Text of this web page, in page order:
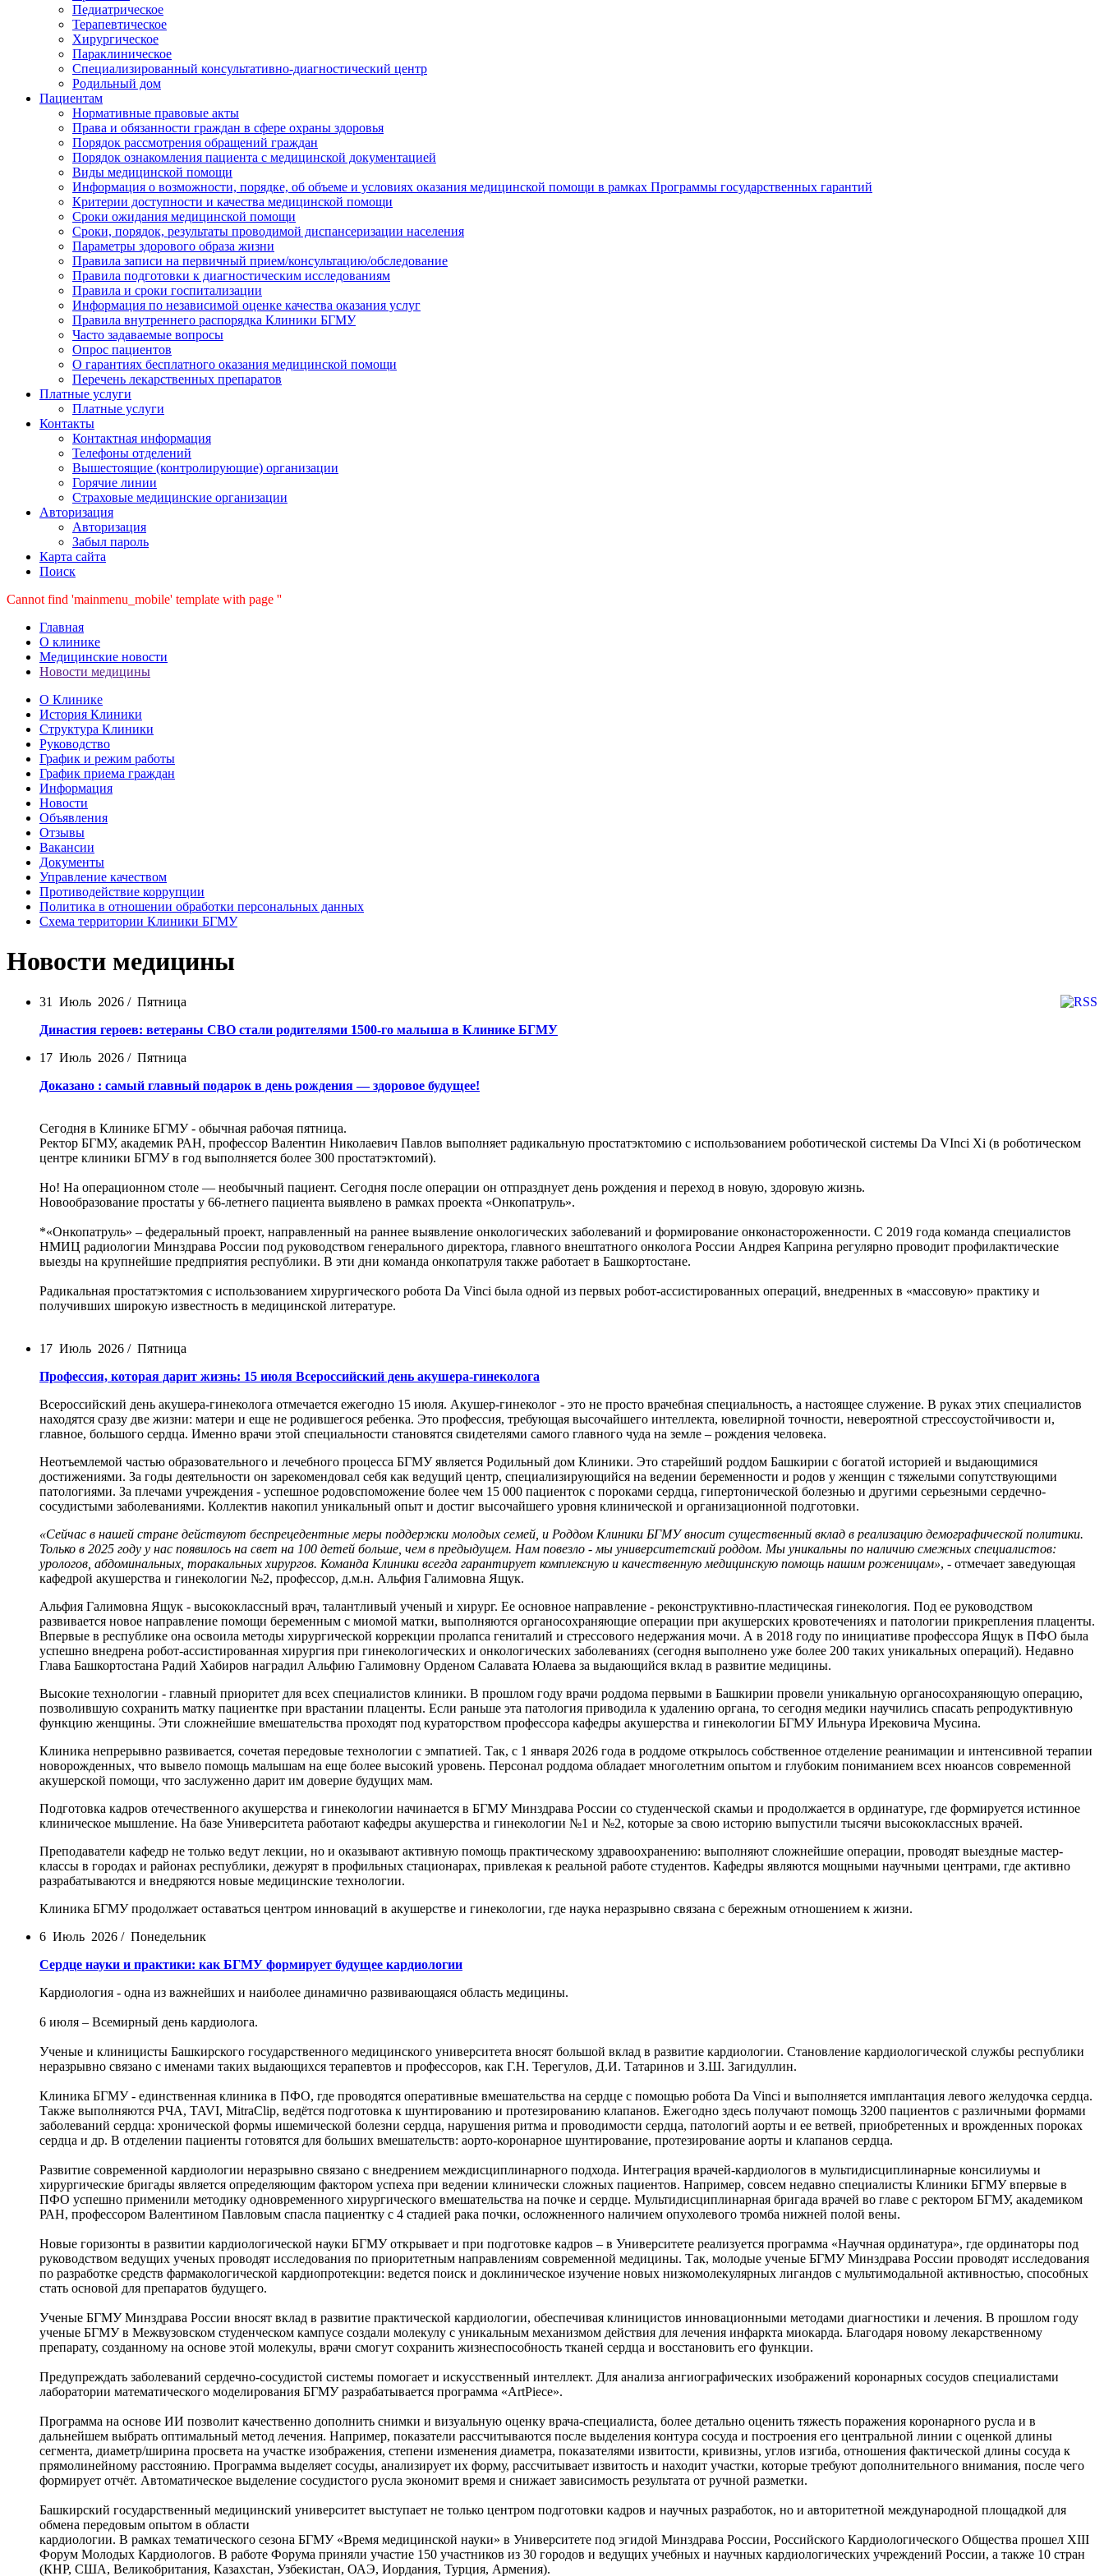
Педиатрическое
Терапевтическое
Хирургическое
Параклиническое
Специализированный консультативно-диагностический центр
Родильный дом
Пациентам
Нормативные правовые акты
Права и обязанности граждан в сфере охраны здоровья
Порядок рассмотрения обращений граждан
Порядок ознакомления пациента с медицинской документацией
Виды медицинской помощи
Информация о возможности, порядке, об объеме и условиях оказания медицинской помощи в рамках Программы государственных гарантий
Критерии доступности и качества медицинской помощи
Сроки ожидания медицинской помощи
Сроки, порядок, результаты проводимой диспансеризации населения
Параметры здорового образа жизни
Правила записи на первичный прием/консультацию/обследование
Правила подготовки к диагностическим исследованиям
Правила и сроки госпитализации
Информация по независимой оценке качества оказания услуг
Правила внутреннего распорядка Клиники БГМУ
Часто задаваемые вопросы
Опрос пациентов
О гарантиях бесплатного оказания медицинской помощи
Перечень лекарственных препаратов
Платные услуги
Платные услуги
Контакты
Контактная информация
Телефоны отделений
Вышестоящие (контролирующие) организации
Горячие линии
Страховые медицинские организации
Авторизация
Авторизация
Забыл пароль
Карта сайта
Поиск
Cannot find 'mainmenu_mobile' template with page ''
Главная
О клинике
Медицинские новости
Новости медицины
О Клинике
История Клиники
Структура Клиники
Руководство
График и режим работы
График приема граждан
Информация
Новости
Объявления
Отзывы
Вакансии
Документы
Управление качеством
Противодействие коррупции
Политика в отношении обработки персональных данных
Схема территории Клиники БГМУ
Новости медицины
31 Июль 2026 / Пятница
Династия героев: ветераны СВО стали родителями 1500-го малыша в Клинике БГМУ
17 Июль 2026 / Пятница
Доказано : самый главный подарок в день рождения — здоровое будущее!
Сегодня в Клинике БГМУ - обычная рабочая пятница.
Ректор БГМУ, академик РАН, профессор Валентин Николаевич Павлов выполняет радикальную простатэктомию с использованием роботической системы Da VInci Xi (в роботическом
центре клиники БГМУ в год выполняется более 300 простатэктомий).
Но! На операционном столе — необычный пациент. Сегодня после операции он отпразднует день рождения и переход в новую, здоровую жизнь.
Новообразование простаты у 66-летнего пациента выявлено в рамках проекта «Онкопатруль».
*«Онкопатруль» – федеральный проект, направленный на раннее выявление онкологических заболеваний и формирование онконастороженности. С 2019 года команда специалистов
НМИЦ радиологии Минздрава России под руководством генерального директора, главного внештатного онколога России Андрея Каприна регулярно проводит профилактические
выезды на крупнейшие предприятия республики. В эти дни команда онкопатруля также работает в Башкортостане.
Радикальная простатэктомия с использованием хирургического робота Da Vinci была одной из первых робот-ассистированных операций, внедренных в «массовую» практику и
получивших широкую известность в медицинской литературе.
17 Июль 2026 / Пятница
Профессия, которая дарит жизнь: 15 июля Всероссийский день акушера-гинеколога
Всероссийский день акушера-гинеколога отмечается ежегодно 15 июля. Акушер-гинеколог - это не просто врачебная специальность, а настоящее служение. В руках этих специалистов
находятся сразу две жизни: матери и еще не родившегося ребенка. Это профессия, требующая высочайшего интеллекта, ювелирной точности, невероятной стрессоустойчивости и,
главное, большого сердца. Именно врачи этой специальности становятся свидетелями самого главного чуда на земле – рождения человека.
Неотъемлемой частью образовательного и лечебного процесса БГМУ является Родильный дом Клиники. Это старейший роддом Башкирии с богатой историей и выдающимися
достижениями. За годы деятельности он зарекомендовал себя как ведущий центр, специализирующийся на ведении беременности и родов у женщин с тяжелыми сопутствующими
патологиями. За плечами учреждения - успешное родовспоможение более чем 15 000 пациенток с пороками сердца, гипертонической болезнью и другими серьезными сердечно-
сосудистыми заболеваниями. Коллектив накопил уникальный опыт и достиг высочайшего уровня клинической и организационной подготовки.
«Сейчас в нашей стране действуют беспрецедентные меры поддержки молодых семей, и Роддом Клиники БГМУ вносит существенный вклад в реализацию демографической политики.
Только в 2025 году у нас появилось на свет на 100 детей больше, чем в предыдущем. Нам повезло - мы университетский роддом. Мы уникальны по наличию смежных специалистов:
урологов, абдоминальных, торакальных хирургов. Команда Клиники всегда гарантирует комплексную и качественную медицинскую помощь нашим роженицам», - отмечает заведующая
кафедрой акушерства и гинекологии №2, профессор, д.м.н. Альфия Галимовна Ящук.
Альфия Галимовна Ящук - высококлассный врач, талантливый ученый и хирург. Ее основное направление - реконструктивно-пластическая гинекология. Под ее руководством
развивается новое направление помощи беременным с миомой матки, выполняются органосохраняющие операции при акушерских кровотечениях и патологии прикрепления плаценты.
Впервые в республике она освоила методы хирургической коррекции пролапса гениталий и стрессового недержания мочи. А в 2018 году по инициативе профессора Ящук в ПФО была
успешно внедрена робот-ассистированная хирургия при гинекологических и онкологических заболеваниях (сегодня выполнено уже более 200 таких уникальных операций). Недавно
Глава Башкортостана Радий Хабиров наградил Альфию Галимовну Орденом Салавата Юлаева за выдающийся вклад в развитие медицины.
Высокие технологии - главный приоритет для всех специалистов клиники. В прошлом году врачи роддома первыми в Башкирии провели уникальную органосохраняющую операцию,
позволившую сохранить матку пациентке при врастании плаценты. Если раньше эта патология приводила к удалению органа, то сегодня медики научились спасать репродуктивную
функцию женщины. Эти сложнейшие вмешательства проходят под кураторством профессора кафедры акушерства и гинекологии БГМУ Ильнура Ирековича Мусина.
Клиника непрерывно развивается, сочетая передовые технологии с эмпатией. Так, с 1 января 2026 года в роддоме открылось собственное отделение реанимации и интенсивной терапии
новорожденных, что вывело помощь малышам на еще более высокий уровень. Персонал роддома обладает многолетним опытом и глубоким пониманием всех нюансов современной
акушерской помощи, что заслуженно дарит им доверие будущих мам.
Подготовка кадров отечественного акушерства и гинекологии начинается в БГМУ Минздрава России со студенческой скамьи и продолжается в ординатуре, где формируется истинное
клиническое мышление. На базе Университета работают кафедры акушерства и гинекологии №1 и №2, которые за свою историю выпустили тысячи высококлассных врачей.
Преподаватели кафедр не только ведут лекции, но и оказывают активную помощь практическому здравоохранению: выполняют сложнейшие операции, проводят выездные мастер-
классы в городах и районах республики, дежурят в профильных стационарах, привлекая к реальной работе студентов. Кафедры являются мощными научными центрами, где активно
разрабатываются и внедряются новые медицинские технологии.
Клиника БГМУ продолжает оставаться центром инноваций в акушерстве и гинекологии, где наука неразрывно связана с бережным отношением к жизни.
6 Июль 2026 / Понедельник
Сердце науки и практики: как БГМУ формирует будущее кардиологии
Кардиология - одна из важнейших и наиболее динамично развивающаяся область медицины.
6 июля – Всемирный день кардиолога.
Ученые и клиницисты Башкирского государственного медицинского университета вносят большой вклад в развитие кардиологии. Становление кардиологической службы республики
неразрывно связано с именами таких выдающихся терапевтов и профессоров, как Г.Н. Терегулов, Д.И. Татаринов и З.Ш. Загидуллин.
Клиника БГМУ - единственная клиника в ПФО, где проводятся оперативные вмешательства на сердце с помощью робота Da Vinci и выполняется имплантация левого желудочка сердца.
Также выполняются РЧА, TAVI, MitraClip, ведётся подготовка к шунтированию и протезированию клапанов. Ежегодно здесь получают помощь 3200 пациентов с различными формами
заболеваний сердца: хронической формы ишемической болезни сердца, нарушения ритма и проводимости сердца, патологий аорты и ее ветвей, приобретенных и врожденных пороках
сердца и др. В отделении пациенты готовятся для больших вмешательств: аорто-коронарное шунтирование, протезирование аорты и клапанов сердца.
Развитие современной кардиологии неразрывно связано с внедрением междисциплинарного подхода. Интеграция врачей-кардиологов в мультидисциплинарные консилиумы и
хирургические бригады является определяющим фактором успеха при ведении клинически сложных пациентов. Например, совсем недавно специалисты Клиники БГМУ впервые в
ПФО успешно применили методику одновременного хирургического вмешательства на почке и сердце. Мультидисциплинарная бригада врачей во главе с ректором БГМУ, академиком
РАН, профессором Валентином Павловым спасла пациентку с 4 стадией рака почки, осложненного наличием опухолевого тромба нижней полой вены.
Новые горизонты в развитии кардиологической науки БГМУ открывает и при подготовке кадров – в Университете реализуется программа «Научная ординатура», где ординаторы под
руководством ведущих ученых проводят исследования по приоритетным направлениям современной медицины. Так, молодые ученые БГМУ Минздрава России проводят исследования
по разработке средств фармакологической кардиопротекции: ведется поиск и доклиническое изучение новых низкомолекулярных лигандов с мультимодальной активностью, способных
стать основой для препаратов будущего.
Ученые БГМУ Минздрава России вносят вклад в развитие практической кардиологии, обеспечивая клиницистов инновационными методами диагностики и лечения. В прошлом году
️ученые БГМУ в Межвузовском студенческом кампусе создали молекулу с уникальным механизмом действия для лечения инфаркта миокарда. Благодаря новому лекарственному
препарату, созданному на основе этой молекулы, врачи смогут сохранить жизнеспособность тканей сердца и восстановить его функции.
Предупреждать заболеваний сердечно-сосудистой системы помогает и искусственный интеллект. Для анализа ангиографических изображений коронарных сосудов специалистами
лаборатории математического моделирования БГМУ разрабатывается программа «ArtPiece».
Программа на основе ИИ позволит качественно дополнить снимки и визуальную оценку врача-специалиста, более детально оценить тяжесть поражения коронарного русла и в
дальнейшем выбрать оптимальный метод лечения. Например, показатели рассчитываются после выделения контура сосуда и построения его центральной линии с оценкой длины
сегмента, диаметр/ширина просвета на участке изображения, степени изменения диаметра, показателями извитости, кривизны, углов изгиба, отношения фактической длины сосуда к
прямолинейному расстоянию. Программа выделяет сосуды, анализирует их форму, рассчитывает извитость и находит участки, которые требуют дополнительного внимания, после чего
формирует отчёт. Автоматическое выделение сосудистого русла экономит время и снижает зависимость результата от ручной разметки.
Башкирский государственный медицинский университет выступает не только центром подготовки кадров и научных разработок, но и авторитетной международной площадкой для
обмена передовым опытом в области
кардиологии. В рамках тематического сезона БГМУ «Время медицинской науки» в Университете под эгидой Минздрава России, Российского Кардиологического Общества прошел XIII
Форум Молодых Кардиологов. В работе Форума приняли участие 150 участников из 30 городов и ведущих учебных и научных кардиологических учреждений России, а также 10 стран
(КНР, США, Великобритания, Казахстан, Узбекистан, ОАЭ, Иордания, Турция, Армения).